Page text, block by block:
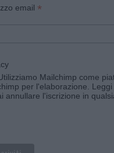
email *
Mailchimp come
per l'elaborazione.
annullare l'iscrizione in